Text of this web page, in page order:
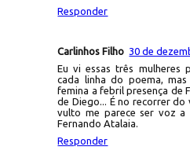
Responder
Carlinhos Filho 30 de
Eu vi essas três mulheres
cada linha do poema,
femina a febril presença de
de Diego... É no recorrer do
vulto me parece ser voz a
Fernando Atalaia.
Responder